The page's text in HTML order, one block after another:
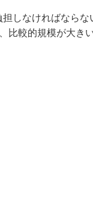
しなければならな
比較的規模が大き